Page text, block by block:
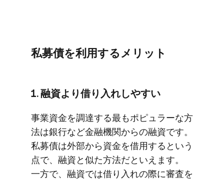
私募債を​利用する​メリット
1. 融資より​借り​入れしやすい
事業資金を​調達する​最も​ポピュラーな​方​
法は​銀行など​金融機関からの​融資です。​
私募債は​外部から​資金を​借用すると​いう​
点で、​融資と​似た​方​法だと​いえます。​
一方で、​融資では​借り​入れの​際に​審査を​